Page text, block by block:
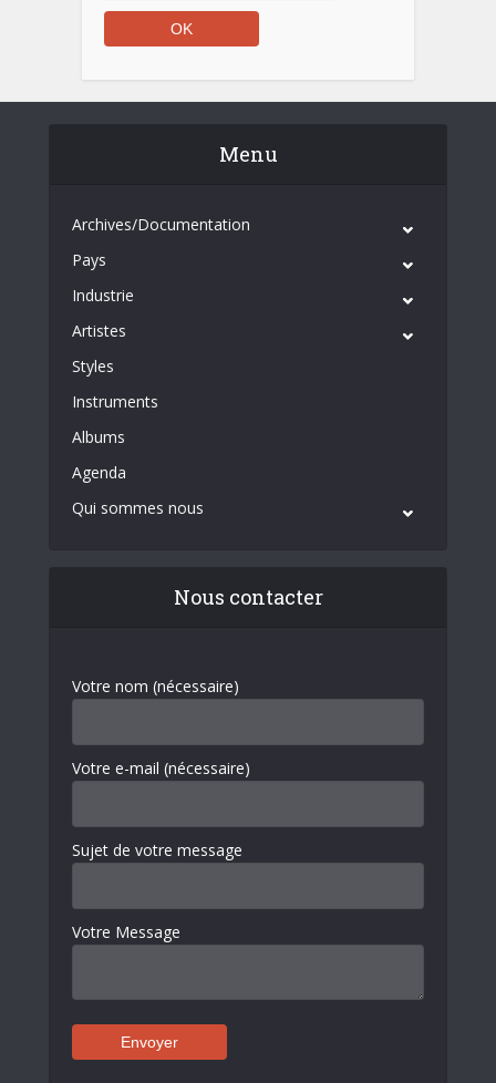
Menu
Archives/Documentation
Pays
Industrie
Artistes
Styles
Instruments
Albums
Agenda
Qui sommes nous
Nous contacter
Votre nom (nécessaire)
Votre e-mail (nécessaire)
Sujet de votre message
Votre Message